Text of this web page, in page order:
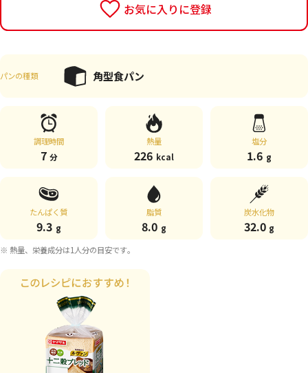
お気に入りに登録
パンの種類 角型食パン
調理時間
7 分
熱量
226 kcal
塩分
1.6 g
たんぱく質
9.3 g
脂質
8.0 g
炭水化物
32.0 g
※ 熱量、栄養成分は1人分の目安です。